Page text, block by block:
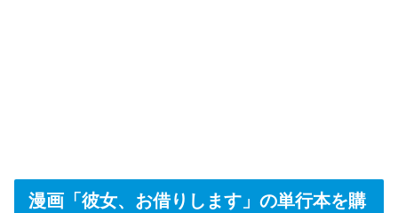
漫画「彼女、お借りします」の単行本を購